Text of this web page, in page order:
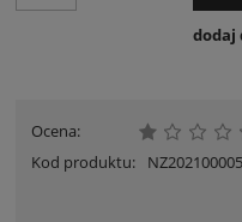
dodaj
Ocena:
Kod produktu:
NZ202100005